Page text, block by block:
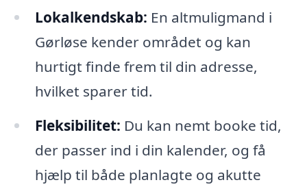
Lokalkendskab: En altmuligmand i
Gørløse kender området og kan
hurtigt finde frem til din adresse,
hvilket sparer tid.
Fleksibilitet: Du kan nemt booke tid,
der passer ind i din kalender, og få
hjælp til både planlagte og akutte